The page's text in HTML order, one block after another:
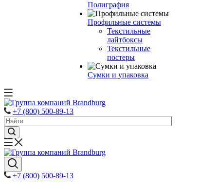
Полиграфия
Профильные системы
Текстильные
лайтбоксы
Текстильные
постеры
Сумки и упаковка
+7 (800) 500-89-13
+7 (800) 500-89-13